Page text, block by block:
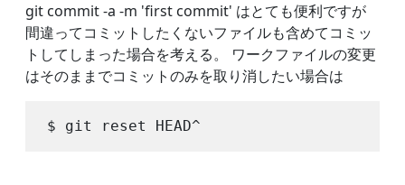
git commit -a -m 'first commit' はとても便利ですが
間違ってコミットしたくないファイルも含めてコミッ
トしてしまった場合を考える。 ワークファイルの変更
はそのままでコミットのみを取り消したい場合は